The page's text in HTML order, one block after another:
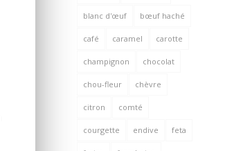
blanc d'œuf bœuf haché
café caramel carotte
champignon chocolat
chou-fleur chèvre
citron comté
courgette endive feta